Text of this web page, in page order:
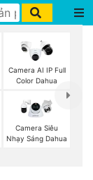
Camera AI IP Full
Color Dahua
Camera Siêu
Nhạy Sáng Dahua